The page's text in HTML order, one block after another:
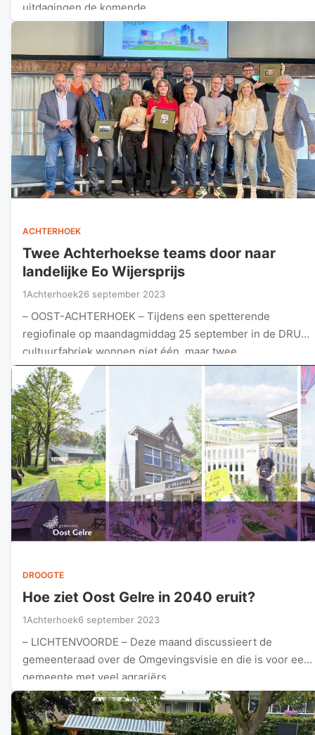
uitdagingen de komende…
ACHTERHOEK
Twee Achterhoekse teams door naar
landelijke Eo Wijersprijs
1Achterhoek26 september 2023
– OOST-ACHTERHOEK – Tijdens een spetterende
regiofinale op maandagmiddag 25 september in de DRU
cultuurfabriek wonnen niet één, maar twee…
DROOGTE
Hoe ziet Oost Gelre in 2040 eruit?
1Achterhoek6 september 2023
– LICHTENVOORDE – Deze maand discussieert de
gemeenteraad over de Omgevingsvisie en die is voor een
gemeente met veel agrariërs…